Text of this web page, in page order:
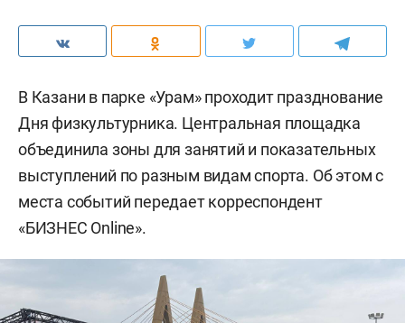
В Казани в парке «Урам» проходит празднование
Дня физкультурника. Центральная площадка
объединила зоны для занятий и показательных
выступлений по разным видам спорта. Об этом с
места событий передает корреспондент
«БИЗНЕС Online».